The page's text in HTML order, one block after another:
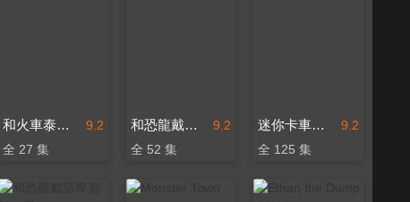
9.2
和火車泰德學習
全 27 集
9.2
和恐龍戴諾學習 第一季
全 52 集
9.2
迷你卡車樂園
全 125 集